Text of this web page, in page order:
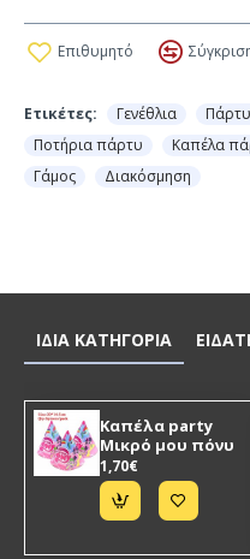
Επιθυμητό
Ετικέτες: Γενέθλια Πάρτυ
Ποτήρια πάρτυ
Καπέλα
Γάμος
Διακόσμηση
ΙΔΙΑ ΚΑΤΗΓΟΡΙΑ
Καπέλα party
Μικρό μου πόνυ
1,70€